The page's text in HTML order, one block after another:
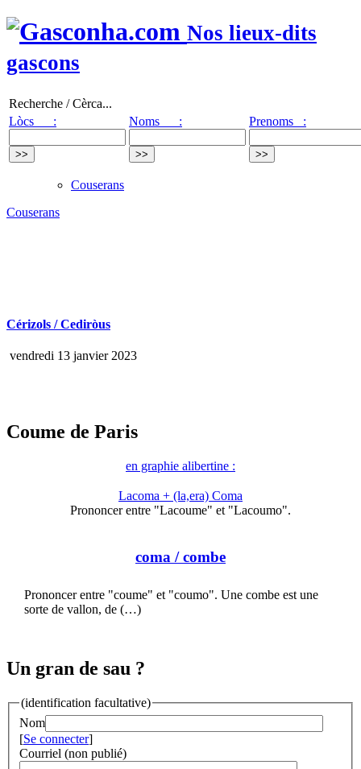
Nos lieux-dits
gascons
Recherche / Cèrca...
Lòcs :
Noms : Prenoms :
Couserans
Couserans
Cérizols / Cediròus
vendredi 13 janvier 2023
Coume de Paris
en graphie alibertine :
Lacoma + (la,era) Coma
Prononcer entre "Lacoume" et "Lacoumo".
coma / combe
Prononcer entre "coume" et "coumo". Une combe est une
sorte de vallon, de (…)
Un gran de sau ?
(identification facultative)
Nom
[Se connecter]
Courriel (non publié)